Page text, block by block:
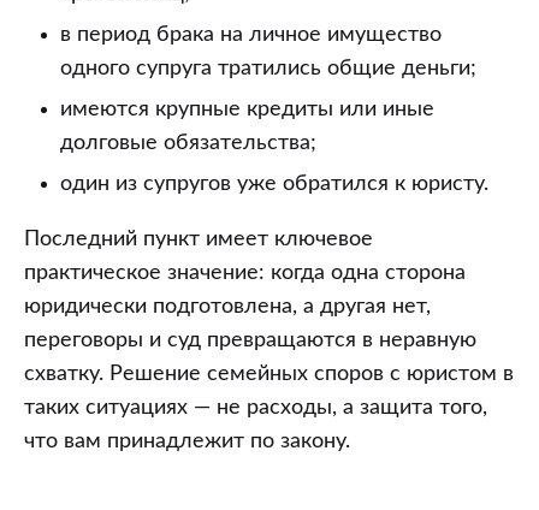
в период брака на личное имущество
одного супруга тратились общие деньги;
имеются крупные кредиты или иные
долговые обязательства;
один из супругов уже обратился к юристу.
Последний пункт имеет ключевое
практическое значение: когда одна сторона
юридически подготовлена, а другая нет,
переговоры и суд превращаются в неравную
схватку. Решение семейных споров с юристом в
таких ситуациях — не расходы, а защита того,
что вам принадлежит по закону.